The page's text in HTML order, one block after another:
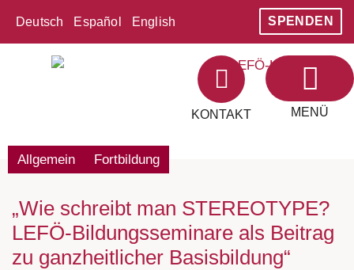
Deutsch Español English SPENDEN
KONTAKT MENÜ
Allgemein Fortbildung
„Wie schreibt man STEREOTYPE?
LEFÖ-Bildungsseminare als Beitrag
zu ganzheitlicher Basisbildung“